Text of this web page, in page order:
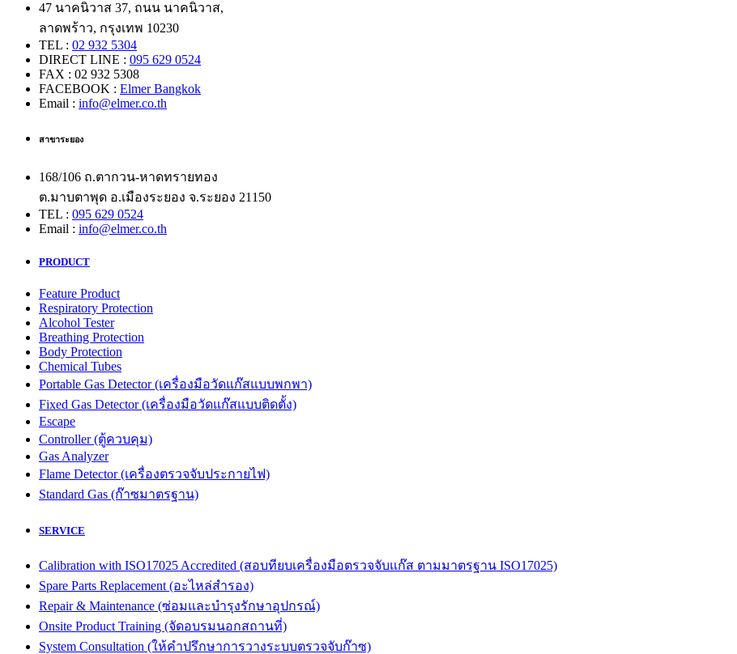
47 นาคนิวาส 37, ถนน นาคนิวาส,
ลาดพร้าว, กรุงเทพ 10230
TEL : 02 932 5304
DIRECT LINE : 095 629 0524
FAX : 02 932 5308
FACEBOOK : Elmer Bangkok
Email : info@elmer.co.th
สาขาระยอง
168/106 ถ.ตากวน-หาดทรายทอง
ต.มาบตาพุด อ.เมืองระยอง จ.ระยอง 21150
TEL : 095 629 0524
Email : info@elmer.co.th
PRODUCT
Feature Product
Respiratory Protection
Alcohol Tester
Breathing Protection
Body Protection
Chemical Tubes
Portable Gas Detector (เครื่องมือวัดแก๊สแบบพกพา)
Fixed Gas Detector (เครื่องมือวัดแก๊สแบบติดตั้ง)
Escape
Controller (ตู้ควบคุม)
Gas Analyzer
Flame Detector (เครื่องตรวจจับประกายไฟ)
Standard Gas (ก๊าซมาตรฐาน)
SERVICE
Calibration with ISO17025 Accredited (สอบทียบเครื่องมือตรวจจับแก๊ส ตามมาตรฐาน ISO17025)
Spare Parts Replacement (อะไหล่สำรอง)
Repair & Maintenance (ซ่อมและบำรุงรักษาอุปกรณ์)
Onsite Product Training (จัดอบรมนอกสถานที่)
System Consultation (ให้คำปรึกษาการวางระบบตรวจจับก๊าซ)